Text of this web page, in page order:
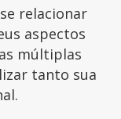
relacionar
aspectos
múltiplas
tanto sua